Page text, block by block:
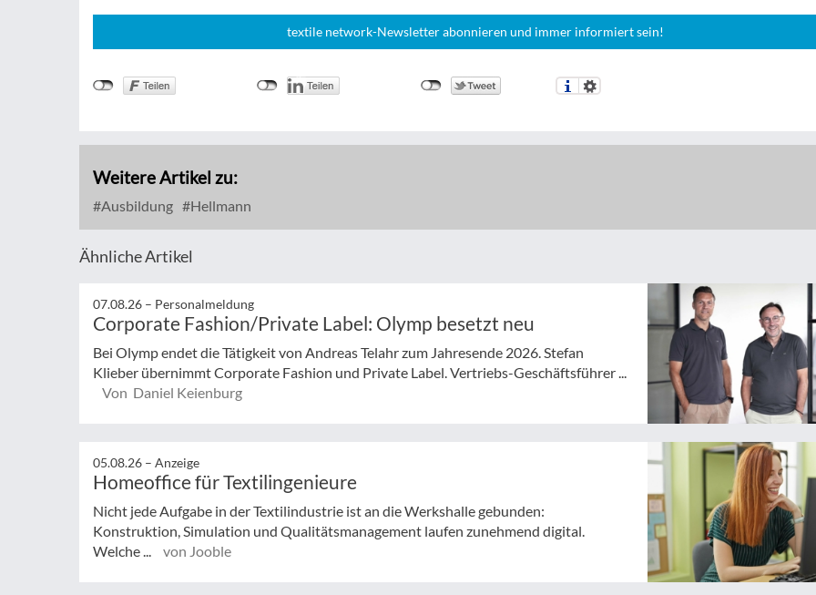
textile network-Newsletter abonnieren und immer informiert sein!
Weitere Artikel zu:
Ausbildung Hellmann
Ähnliche Artikel
07.08.26 – Personalmeldung
Corporate Fashion/Private Label: Olymp besetzt neu
Bei Olymp endet die Tätigkeit von Andreas Telahr zum Jahresende 2026. Stefan
Klieber übernimmt Corporate Fashion und Private Label. Vertriebs-Geschäftsführer ...
Von Daniel Keienburg
05.08.26 – Anzeige
Homeoffice für Textilingenieure
Nicht jede Aufgabe in der Textilindustrie ist an die Werkshalle gebunden:
Konstruktion, Simulation und Qualitätsmanagement laufen zunehmend digital.
Welche ...
von Jooble